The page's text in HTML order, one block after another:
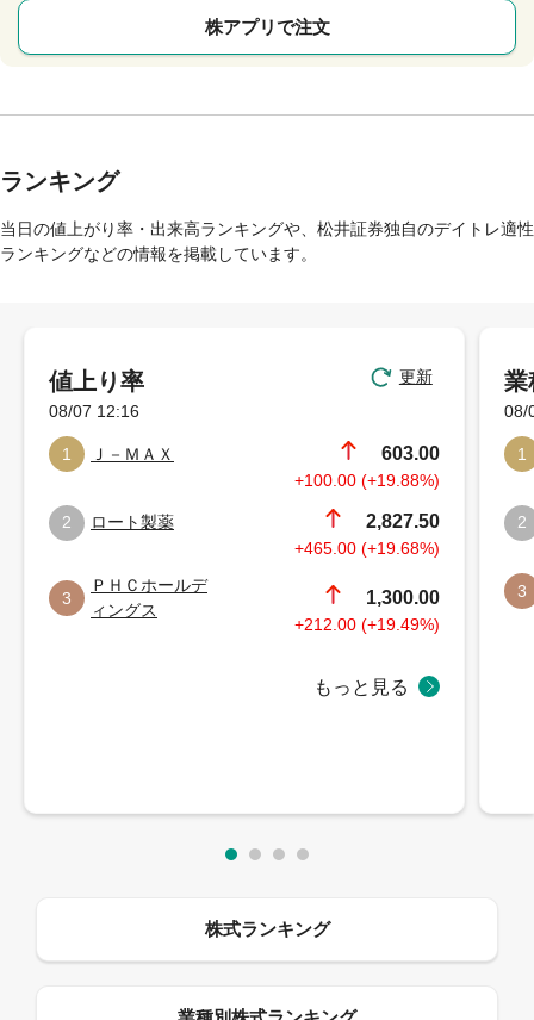
株アプリで注文
ランキング
当日の値上がり率・出来高ランキングや、松井証券独自のデイトレ適性
ランキングなどの情報を掲載しています。